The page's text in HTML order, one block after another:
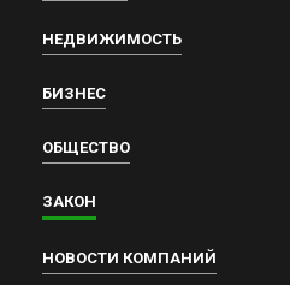
НЕДВИЖИМОСТЬ
БИЗНЕС
ОБЩЕСТВО
ЗАКОН
НОВОСТИ КОМПАНИЙ